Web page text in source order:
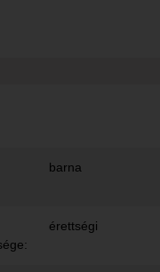
illenek rám leginkább.
barna
érettségi